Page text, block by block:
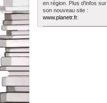
en région. Plus d'infos sur
son nouveau site :
www.planetr.fr.